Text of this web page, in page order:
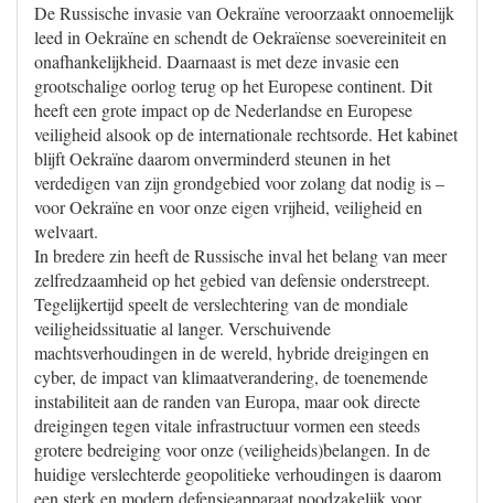
De Russische invasie van Oekraïne veroorzaakt onnoemelijk
leed in Oekraïne en schendt de Oekraïense soevereiniteit en
onafhankelijkheid. Daarnaast is met deze invasie een
grootschalige oorlog terug op het Europese continent. Dit
heeft een grote impact op de Nederlandse en Europese
veiligheid alsook op de internationale rechtsorde. Het kabinet
blijft Oekraïne daarom onverminderd steunen in het
verdedigen van zijn grondgebied voor zolang dat nodig is –
voor Oekraïne en voor onze eigen vrijheid, veiligheid en
welvaart.
In bredere zin heeft de Russische inval het belang van meer
zelfredzaamheid op het gebied van defensie onderstreept.
Tegelijkertijd speelt de verslechtering van de mondiale
veiligheidssituatie al langer. Verschuivende
machtsverhoudingen in de wereld, hybride dreigingen en
cyber, de impact van klimaatverandering, de toenemende
instabiliteit aan de randen van Europa, maar ook directe
dreigingen tegen vitale infrastructuur vormen een steeds
grotere bedreiging voor onze (veiligheids)belangen. In de
huidige verslechterde geopolitieke verhoudingen is daarom
een sterk en modern defensieapparaat noodzakelijk voor